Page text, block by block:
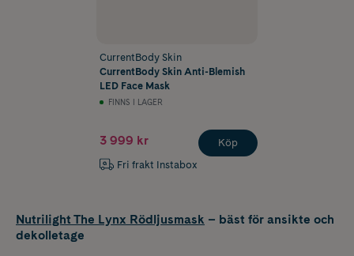
CurrentBody Skin
CurrentBody Skin Anti-Blemish
LED Face Mask
FINNS I LAGER
3 999 kr
Fri frakt Instabox
Köp
Nutrilight The Lynx Rödljusmask – bäst för ansikte och
dekolletage